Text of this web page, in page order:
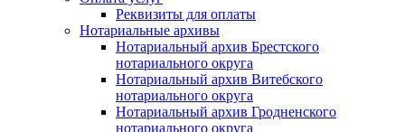
Реквизиты для оплаты
Нотариальные архивы
Нотариальный архив Брестского
нотариального округа
Нотариальный архив Витебского
нотариального округа
Нотариальный архив Гродненского
нотариального округа